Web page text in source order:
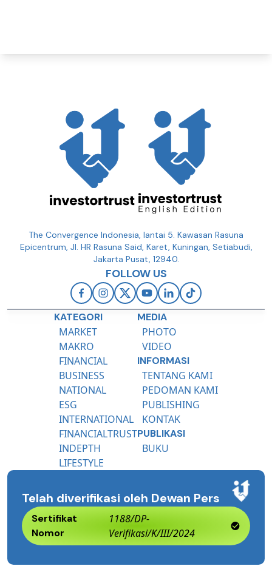
The Convergence Indonesia, lantai 5. Kawasan Rasuna
Epicentrum, Jl. HR Rasuna Said, Karet, Kuningan, Setiabudi,
Jakarta Pusat, 12940.
FOLLOW US
KATEGORI
MARKET
MAKRO
FINANCIAL
BUSINESS
NATIONAL
ESG
INTERNATIONAL
FINANCIALTRUST
INDEPTH
LIFESTYLE
MEDIA
PHOTO
VIDEO
INFORMASI
TENTANG KAMI
PEDOMAN KAMI
PUBLISHING
KONTAK
PUBLIKASI
BUKU
Telah diverifikasi oleh Dewan Pers
Sertifikat
Nomor
1188/DP-
Verifikasi/K/III/2024